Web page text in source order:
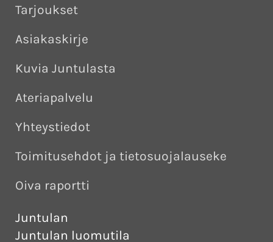
Tarjoukset
Asiakaskirje
Kuvia Juntulasta
Ateriapalvelu
Yhteystiedot
Toimitusehdot ja tietosuojalauseke
Oiva raportti
Juntulan
Juntulan luomutila